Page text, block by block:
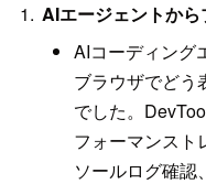
AIエージェントか
AIコーディング
ブラウザでどう
でした。
フォーマンスト
ソールログ確認